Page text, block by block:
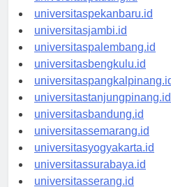
universitaspadang.id
universitaspekanbaru.id
universitasjambi.id
universitaspalembang.id
universitasbengkulu.id
universitaspangkalpinang.id
universitastanjungpinang.id
universitasbandung.id
universitassemarang.id
universitasyogyakarta.id
universitassurabaya.id